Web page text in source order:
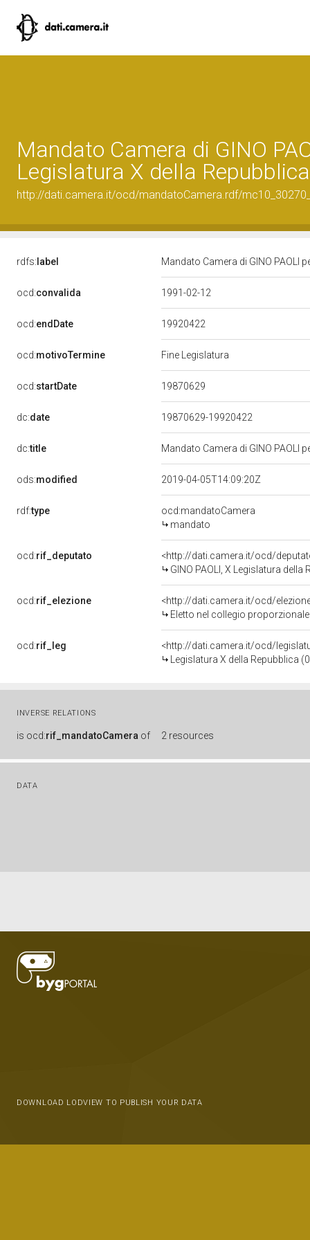
Mandato Camera di GINO
Legislatura X della Repubblica
http://dati.camera.it/ocd/mandatoCamera.rdf/
rdfs: label Mandato Camera di GINO PAOLI
ocd:convalida 1991-02-12
ocd:endDate 19920422
ocd:motivoTermine Fine Legislatura
ocd:startDate 19870629
dc:date 19870629-19920422
dc:title Mandato Camera di GINO PAOLI
ods:modified 2019-04-05T14:09:20Z
rdf:type
ocd:mandatoCamera
mandato
ocd:rif_deputato
<http://dati.camera.it/ocd/
GINO PAOLI, X Legislatura della
ocd:rif_elezione
<http://dati.camera.it/ocd/
Eletto nel collegio
ocd:rif_leg
<http://dati.camera.it/ocd/
Legislatura X della Repubblica
INVERSE RELATIONS
is ocd:rif_mandatoCamera of 2 resources
DATA
DOWNLOAD LODVIEW TO PUBLISH YOUR DATA